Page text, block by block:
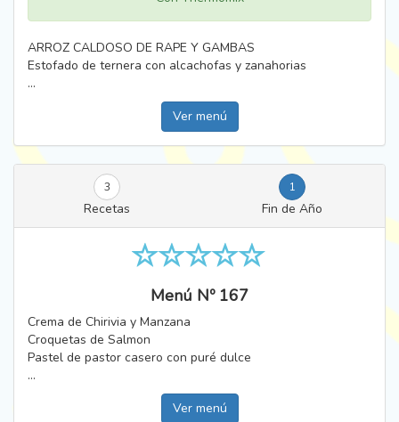
ARROZ CALDOSO DE RAPE Y GAMBAS
Estofado de ternera con alcachofas y zanahorias
...
Ver menú
3 1
Recetas Fin de Año
Menú Nº 167
Crema de Chirivia y Manzana
Croquetas de Salmon
Pastel de pastor casero con puré dulce
...
Ver menú